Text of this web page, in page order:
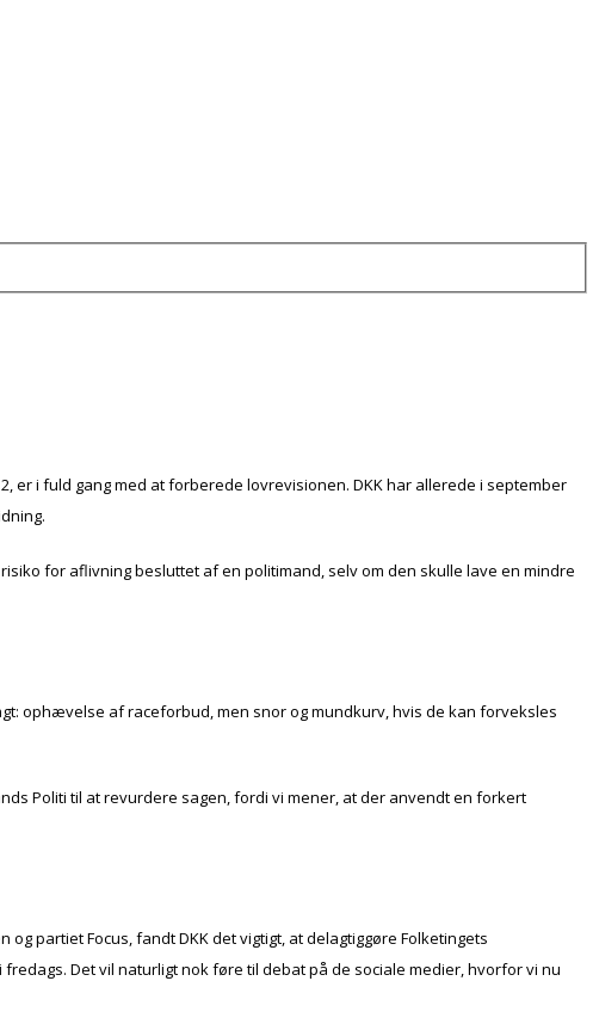
er i fuld gang med at forberede lovrevisionen. DKK har allerede i september
for aflivning besluttet af en politimand, selv om den skulle lave en mindre
ophævelse af raceforbud, men snor og mundkurv, hvis de kan forveksles
Politi til at revurdere sagen, fordi vi mener, at der anvendt en forkert
partiet Focus, fandt DKK det vigtigt, at delagtiggøre Folketingets
Det vil naturligt nok føre til debat på de sociale medier, hvorfor vi nu